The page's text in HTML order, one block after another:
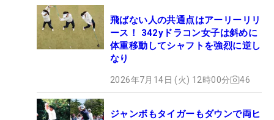
飛ばない人の共通点はアーリーリリ
ース！ 342yドラコン女子は斜めに
体重移動してシャフトを強烈に逆し
なり
2026年7月14日 (火) 12時00分 46
ジャンボもタイガーもダウンで両ヒ